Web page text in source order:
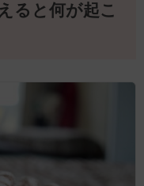
ると何が起こ